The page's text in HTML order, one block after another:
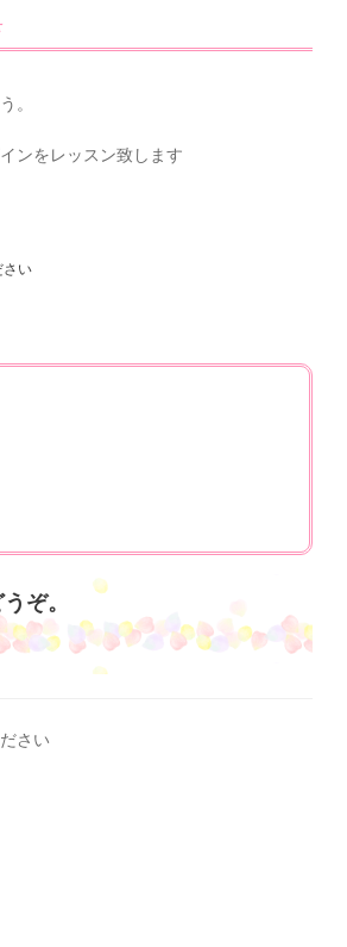
。
をレッスン致します
い
ぞ。
さい